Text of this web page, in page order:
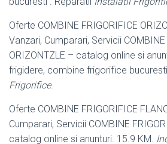
Oferte COMBINE FRIGORIFICE
Vanzari, Cumparari, Servicii COMBINE
ORIZONTZLE – catalog online si
frigidere, combine frigorifice
Frigorifice.
Oferte COMBINE FRIGORIFICE
Cumparari, Servicii COMBINE
catalog online si anunturi. 15.9 KM.